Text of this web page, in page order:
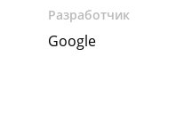
Разработчик
Google